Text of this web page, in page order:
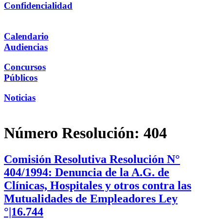
Confidencialidad
Calendario
Audiencias
Concursos
Públicos
Noticias
Número Resolución: 404
Comisión Resolutiva Resolución N°
404/1994: Denuncia de la A.G. de
Clínicas, Hospitales y otros contra las
Mutualidades de Empleadores Ley
°|16.744